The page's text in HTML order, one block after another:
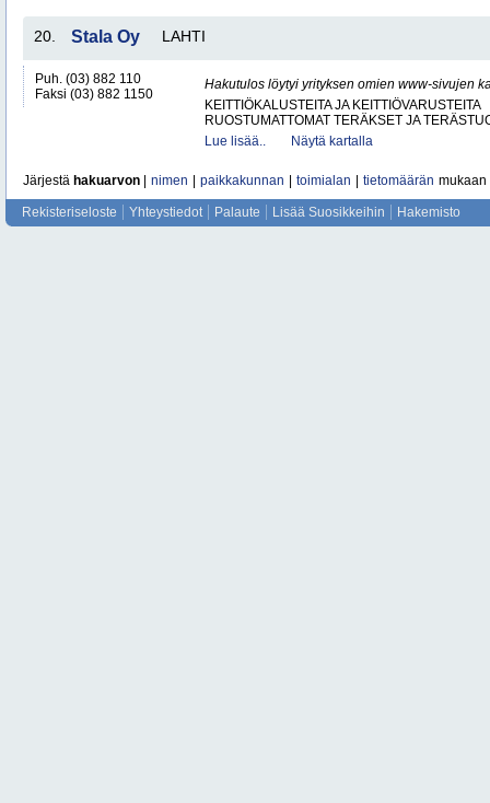
20. Stala Oy LAHTI
Puh. (03) 882 110
Faksi (03) 882 1150
Hakutulos löytyi yrityksen omien www-sivujen
KEITTIÖKALUSTEITA JA KEITTIÖVARUSTEITA
RUOSTUMATTOMAT TERÄKSET JA
Lue lisää..
Näytä kartalla
Järjestä hakuarvon nimen paikkakunnan toimialan tietomäärän mukaan
Rekisteriseloste Yhteystiedot Palaute Lisää Suosikkeihin Hakemisto